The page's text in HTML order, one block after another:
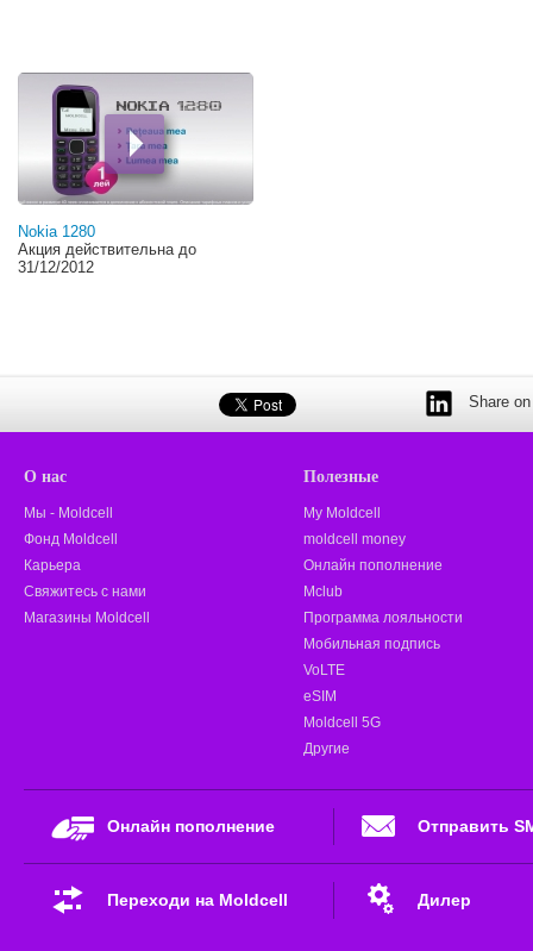
Nokia 1280
Акция действительна до
31/12/2012
Share
О нас
Мы - Moldcell
Фонд Moldcell
Карьера
Свяжитесь с нами
Магазины Moldcell
Полезные
My Moldcell
moldcell money
Онлайн пополнение
Mclub
Программа лояльности
Мобильная подпись
VoLTE
eSIM
Moldcell 5G
Другие
Онлайн пополнение Отправить
Переходи на Moldcell Дилер